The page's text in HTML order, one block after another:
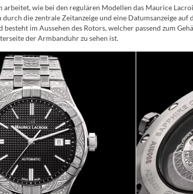
arbeitet, wie bei den regulären Modellen das Maurice
durch die zentrale Zeitanzeige und eine Datumsanzeige
besteht im Aussehen des Rotors, welcher passend zum
der Armbanduhr zu sehen ist.